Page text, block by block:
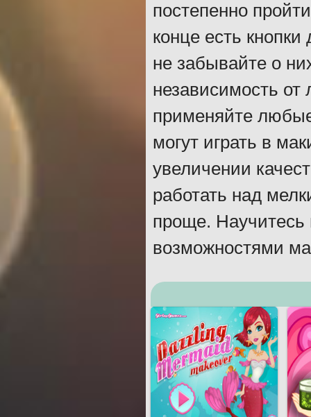
постепенно
конце есть кнопки
не забывайте о
независимость
применяйте
могут играть в
увеличении
работать над
проще. Научитесь
возможностями